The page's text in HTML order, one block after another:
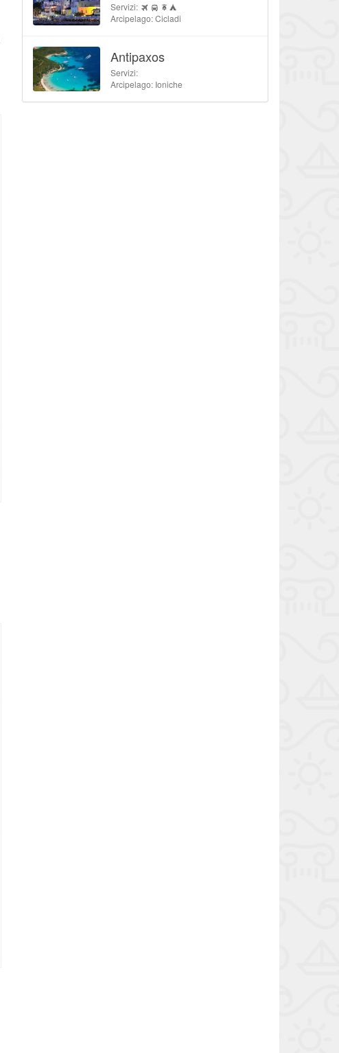
Servizi:
Arcipelago: Cicladi
Antipaxos
Servizi:
Arcipelago: Ioniche